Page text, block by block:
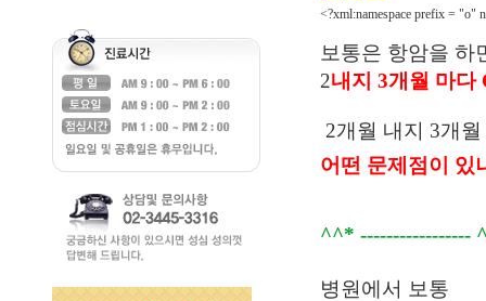
<?xml:namespace prefix = "o"
보통은 항암을 하
2내지 3개월 마
2개월 내지 3개
어떤 문제점이 있
^^* -----------------
병원에서 보통